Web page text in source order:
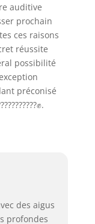
auditive
prochain
ces raisons
réussite
possibilité
préconisé
des aigus
profondes